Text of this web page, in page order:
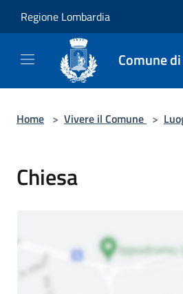
Regione Lombardia
Comune
Home > Vivere il Comune >
Chiesa